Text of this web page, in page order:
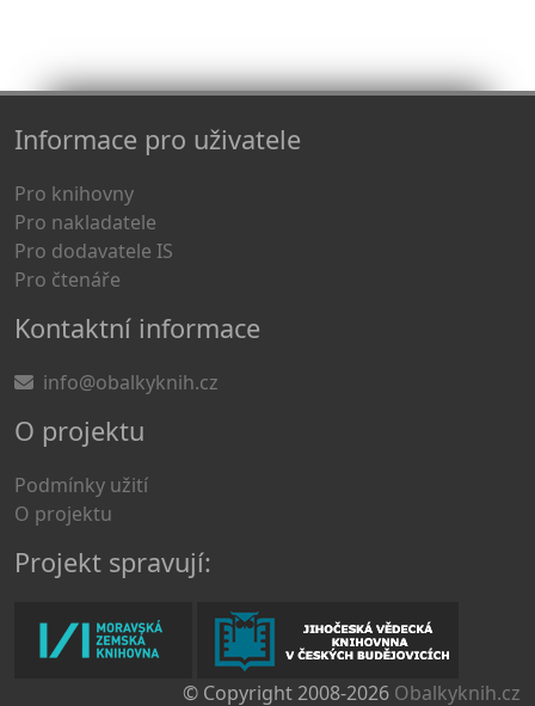
Informace pro uživatele
Pro knihovny
Pro nakladatele
Pro dodavatele IS
Pro čtenáře
Kontaktní informace
info@obalkyknih.cz
O projektu
Podmínky užití
O projektu
Projekt spravují:
© Copyright 2008-2026 Obalkyknih.cz